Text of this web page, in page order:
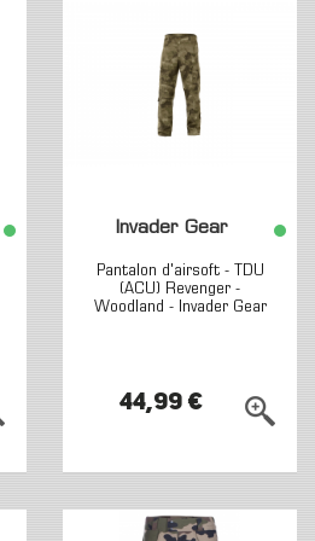
Invader Gear
Pantalon d'airsoft - TDU
(ACU) Revenger -
Woodland - Invader Gear
44,99 €